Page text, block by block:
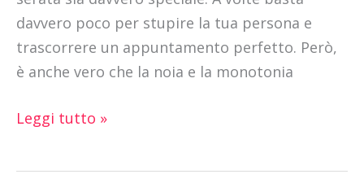
davvero poco per stupire la tua persona e
trascorrere un appuntamento perfetto. Però,
è anche vero che la noia e la monotonia
Leggi tutto »